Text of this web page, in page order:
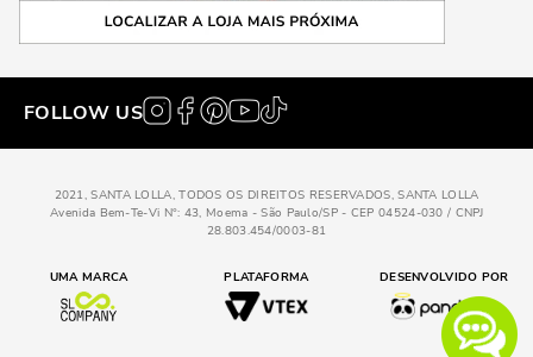
FOLLOW US
2021, SANTA LOLLA, TODOS OS DIREITOS RESERVADOS, SANTA LOLLA
Avenida Bem-Te-Vi N°: 43, Moema - São Paulo/SP - CEP 04524-030 / CNPJ
28.803.454/0003-81
UMA MARCA PLATAFORMA DESENVOLVIDO POR